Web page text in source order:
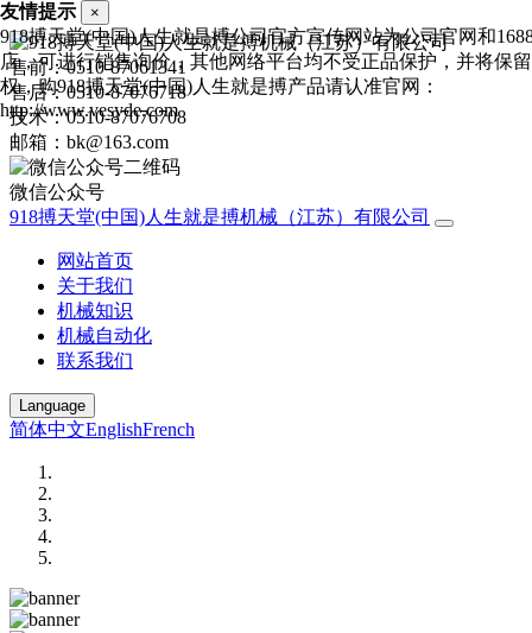
售前：0510-87061341
售后：0510-87076718
技术：0510-87076708
邮箱：bk@163.com
微信公众号
918搏天堂(中国)人生就是搏机械（江苏）有限公司
网站首页
关于我们
机械知识
机械自动化
联系我们
Language
简体中文EnglishFrench
友情提示 ×
918搏天堂(中国)人生就是搏公司官方宣传网站为公司官网和
店，可进行销售询价，其他网络平台均不受正品保护，并将保
权，购918搏天堂(中国)人生就是搏产品请认准官网：
http://www.vesyde.com